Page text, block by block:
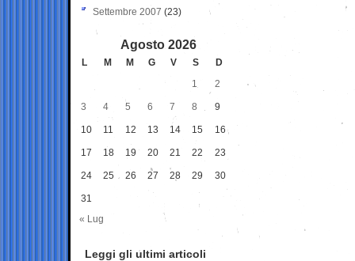
Settembre 2007 (23)
Agosto 2026
L M M G V S
D
1
2
3 4 5 6 7 8 9
10 11 12 13 14 15 16
17 18 19 20 21 22 23
24 25 26 27 28 29 30
31
« Lug
Leggi gli ultimi articoli